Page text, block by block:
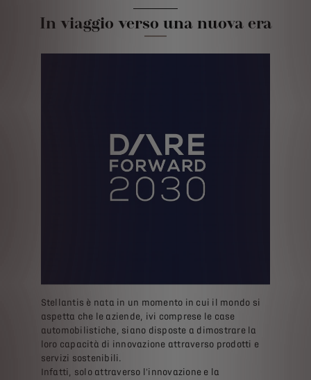
In viaggio verso una nuova era
Stellantis è nata in un momento in cui il mondo si
aspetta che le aziende, ivi comprese le case
automobilistiche, siano disposte a dimostrare la
loro capacità di innovazione attraverso prodotti e
servizi sostenibili.
Infatti, solo attraverso l'innovazione e la